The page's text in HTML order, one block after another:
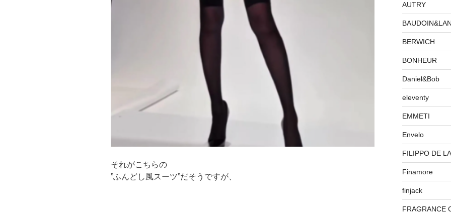
それがこちらの
”ふんどし風スーツ”だそうですが、
AUTRY
BERWICH
BONHEUR
Daniel&Bob
eleventy
EMMETI
Envelo
FILIPPO DE
Finamore
finjack
FRAGRANCE